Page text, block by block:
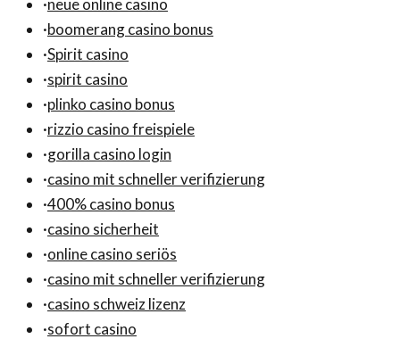
·neue online casino
·boomerang casino bonus
·Spirit casino
·spirit casino
·plinko casino bonus
·rizzio casino freispiele
·gorilla casino login
·casino mit schneller verifizierung
·400% casino bonus
·casino sicherheit
·online casino seriös
·casino mit schneller verifizierung
·casino schweiz lizenz
·sofort casino